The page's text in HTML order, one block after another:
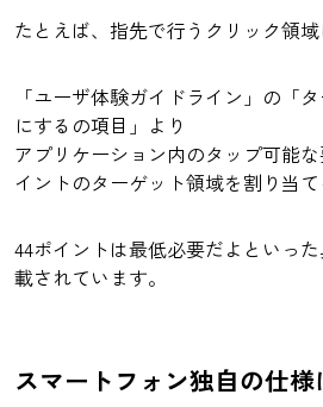
たとえば、指先で行うクリック領
「ユーザ体験ガイドライン」の「
にするの項目」より
アプリケーション内のタップ可能
イントのターゲット領域を割り当て
44ポイントは最低必要だよといっ
載されています。
スマートフォン独自の仕様